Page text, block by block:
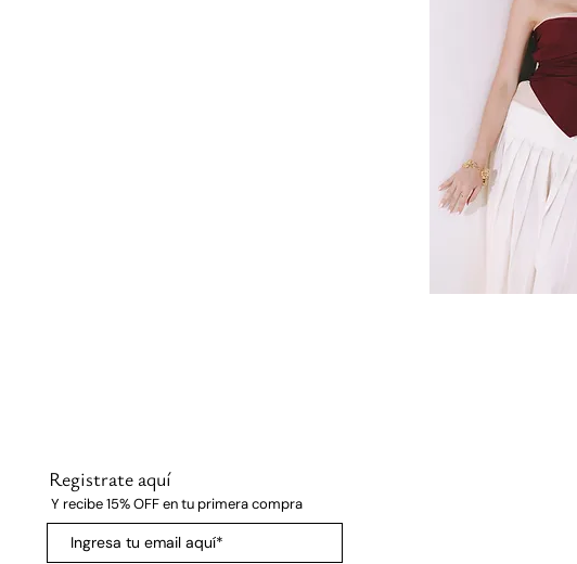
Registrate aquí
Y recibe 15% OFF en tu primera compra